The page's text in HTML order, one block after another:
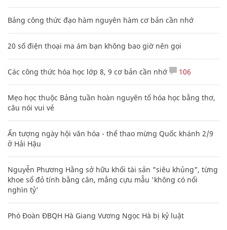
Bảng công thức đạo hàm nguyên hàm cơ bản cần nhớ
20 số điện thoại ma ám bạn không bao giờ nên gọi
Các công thức hóa học lớp 8, 9 cơ bản cần nhớ 106
Mẹo học thuộc Bảng tuần hoàn nguyên tố hóa học bằng thơ,
câu nói vui vẻ
Ấn tượng ngày hội văn hóa - thể thao mừng Quốc khánh 2/9
ở Hải Hậu
Nguyễn Phương Hằng sở hữu khối tài sản "siêu khủng", từng
khoe sổ đỏ tính bằng cân, mắng cựu mẫu 'không có nổi
nghìn tỷ'
Phó Đoàn ĐBQH Hà Giang Vương Ngọc Hà bị kỷ luật